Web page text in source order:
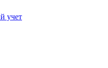
учет